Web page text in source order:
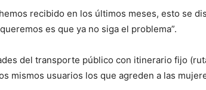
recibido en los últimos meses, esto se
es que ya no siga el problema”.
del transporte público con itinerario fijo
mismos usuarios los que agreden a las